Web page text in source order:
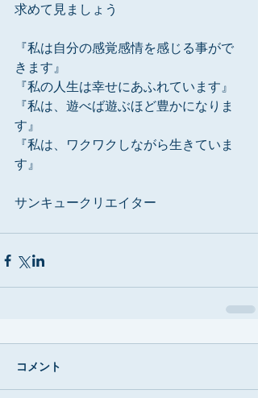
求めて見ましょう
『私は自分の感覚感情を感じる事がで
きます』
『私の人生は幸せにあふれています』
『私は、遊べば遊ぶほど豊かになりま
す』
『私は、ワクワクしながら生きていま
す』
サンキュークリエイター
コメント